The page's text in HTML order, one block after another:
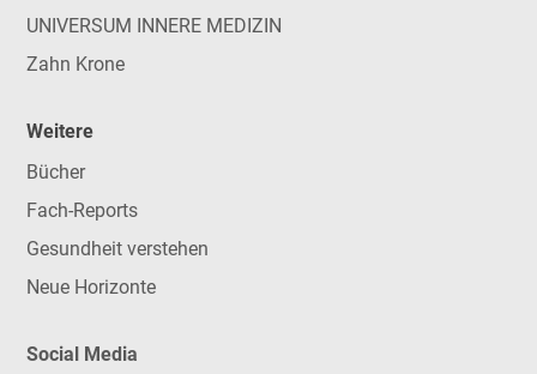
UNIVERSUM INNERE MEDIZIN
Zahn Krone
Weitere
Bücher
Fach-Reports
Gesundheit verstehen
Neue Horizonte
Social Media